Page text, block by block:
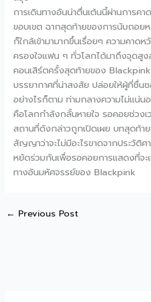
การเดินทางอันน่าตื่นเต้นนี้ผ่านการคา
ขอบเขต ฉากสุดท้ายของการนับถอ
ก็ใกล้เข้ามามากขึ้นเรื่อยๆ ความคาด
ครองใจแฟน ๆ ทั่วโลกได้มาถึงจุดสู
คอนเสิร์ตครั้งสุดท้ายของ Blackpink
บรรยากาศที่น่าสงสัย ปล่อยให้ผู้ที่ชื่น
อย่างไรก็ตาม ท่ามกลางความไม่แน่
คือโลกกำลังกลั้นหายใจ รอคอยช่วงเ
สถานที่ดังกล่าวถูกเปิดเผย บทสุดท้า
สัญญาว่าจะไม่มีอะไรขาดจากประวัติ
หยัดร่วมกันเพื่อรอคอยการแสดงที่จ
ทางอันมหัศจรรย์ของ Blackpink
← Previous Post